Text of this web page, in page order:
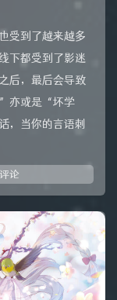
受到了越来越多
下都受到了影迷
后，最后会导致
”亦或是“坏学
，当你的言语刺
论